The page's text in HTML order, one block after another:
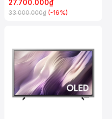
27.700.000₫
33.000.000₫ (-16%)